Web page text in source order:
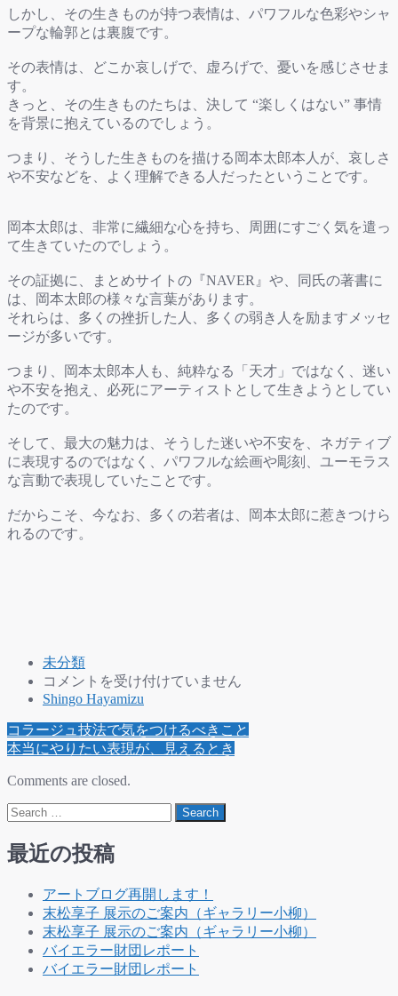
しかし、その生きものが持つ表情は、パワフルな色彩やシャ
ープな輪郭とは裏腹です。
その表情は、どこか哀しげで、虚ろげで、憂いを感じさせま
す。
きっと、その生きものたちは、決して “楽しくはない” 事情
を背景に抱えているのでしょう。
つまり、そうした生きものを描ける岡本太郎本人が、哀しさ
や不安などを、よく理解できる人だったということです。
岡本太郎は、非常に繊細な心を持ち、周囲にすごく気を遣っ
て生きていたのでしょう。
その証拠に、まとめサイトの『NAVER』や、同氏の著書に
は、岡本太郎の様々な言葉があります。
それらは、多くの挫折した人、多くの弱き人を励ますメッセ
ージが多いです。
つまり、岡本太郎本人も、純粋なる「天才」ではなく、迷い
や不安を抱え、必死にアーティストとして生きようとしてい
たのです。
そして、最大の魅力は、そうした迷いや不安を、ネガティブ
に表現するのではなく、パワフルな絵画や彫刻、ユーモラス
な言動で表現していたことです。
だからこそ、今なお、多くの若者は、岡本太郎に惹きつけら
れるのです。
未分類
岡
本
郎
は、
と
細
な
は
コメントを受け付けていません
Shingo Hayamizu
Post
navigation
コラージュ技法で気をつけるべきこと
本当にやりたい表現が、見えるとき
Comments are closed.
Search
最近の投稿
アートブログ再開します！
末松享子 展示のご案内（ギャラリー小柳）
末松享子 展示のご案内（ギャラリー小柳）
バイエラー財団レポート
バイエラー財団レポート